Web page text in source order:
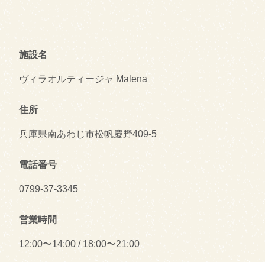
施設名
ヴィラオルティージャ Malena
住所
兵庫県南あわじ市松帆慶野409-5
電話番号
0799-37-3345
営業時間
12:00〜14:00 / 18:00〜21:00